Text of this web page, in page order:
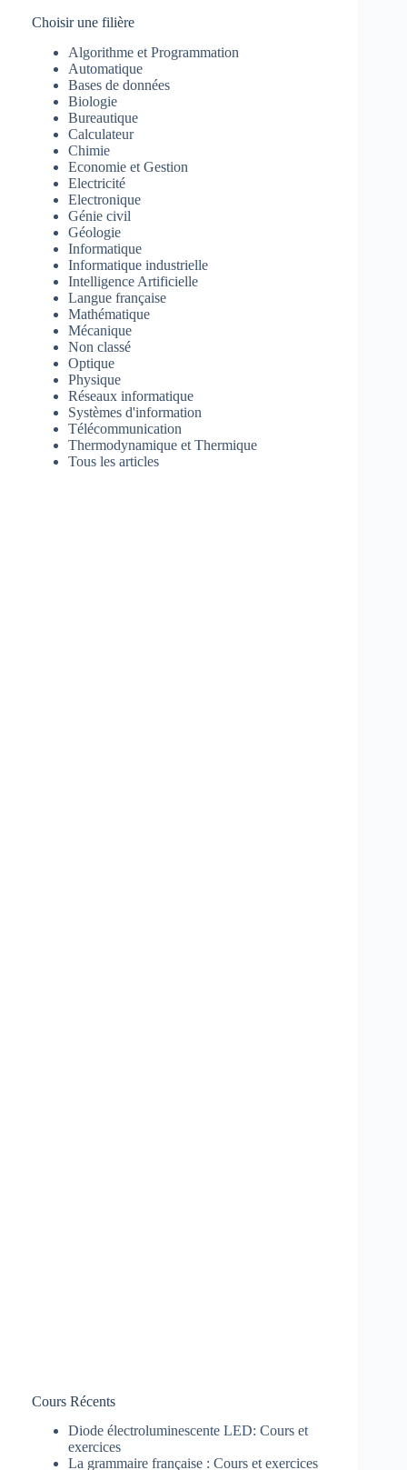
Choisir une filière
Algorithme et Programmation
Automatique
Bases de données
Biologie
Bureautique
Calculateur
Chimie
Economie et Gestion
Electricité
Electronique
Génie civil
Géologie
Informatique
Informatique industrielle
Intelligence Artificielle
Langue française
Mathématique
Mécanique
Non classé
Optique
Physique
Réseaux informatique
Systèmes d'information
Télécommunication
Thermodynamique et Thermique
Tous les articles
Cours Récents
Diode électroluminescente LED: Cours et
exercices
La grammaire française : Cours et exercices